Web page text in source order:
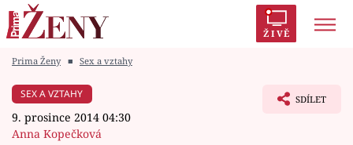
ŽIVĚ
Módní alarm
Prima Ženy ■ Sex a vztahy
SEX A VZTAHY
9. prosince 2014 04:30
Anna Kopečková
SDÍLET